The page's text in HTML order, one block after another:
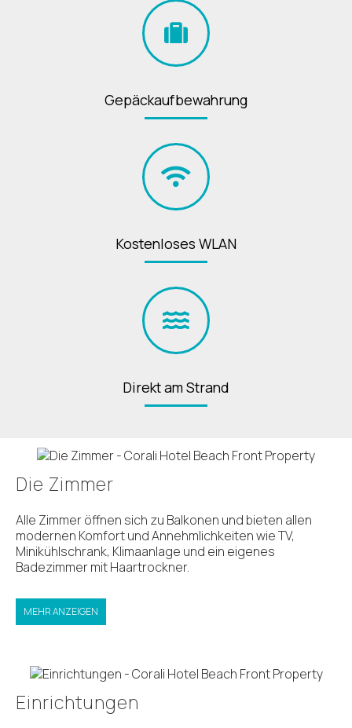
Gepäckaufbewahrung
Kostenloses WLAN
Direkt am Strand
Die Zimmer
Alle Zimmer öffnen sich zu Balkonen und bieten allen
modernen Komfort und Annehmlichkeiten wie TV,
Minikühlschrank, Klimaanlage und ein eigenes
Badezimmer mit Haartrockner.
MEHR ANZEIGEN
Einrichtungen